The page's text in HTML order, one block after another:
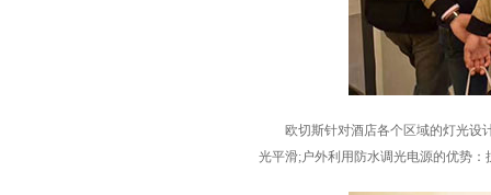
欧切斯针对酒店各个区域的灯光设计
光平滑;户外利用防水调光电源的优势